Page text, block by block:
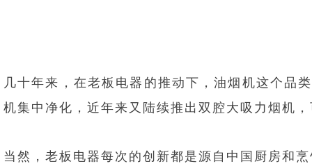
几十年来，在老板电器的推动下，油烟机这个品
机集中净化，近年来又陆续推出双腔大吸力烟机
当然，老板电器每次的创新都是源自中国厨房和